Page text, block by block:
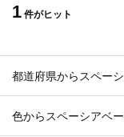
1 件がヒット
都道府県からスペー
色からスペーシアベ